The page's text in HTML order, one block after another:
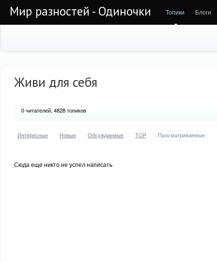
Мир разностей - Одиночки Топики Блоги
Живи для себя
0читателей, 4828 топиков
Интересные Новые Обсуждаемые TOP Просматриваемые
Сюда еще никто не успел написать